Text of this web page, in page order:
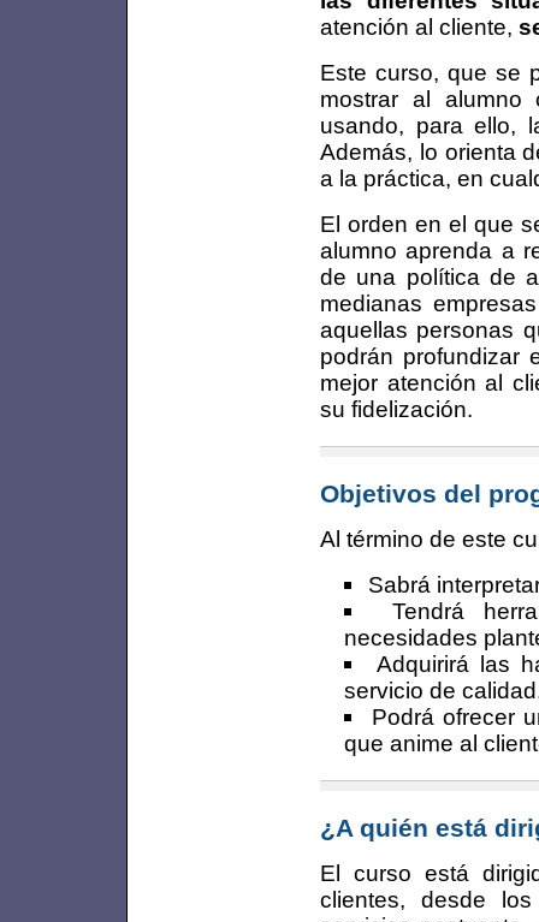
atención al cliente,
Este curso, que se
mostrar al alumno
usando, para ello,
Además, lo orienta
a la práctica, en
El orden en el que
alumno aprenda a
de una política de
medianas
aquellas personas
podrán profundizar
mejor atención al
su fidelización.
Objetivos del
Al término de este
Sabrá
Tendrá
necesidades
Adquirirá las
servicio de
Podrá ofrecer
que anime al
¿A quién está
El curso está
clientes, desde